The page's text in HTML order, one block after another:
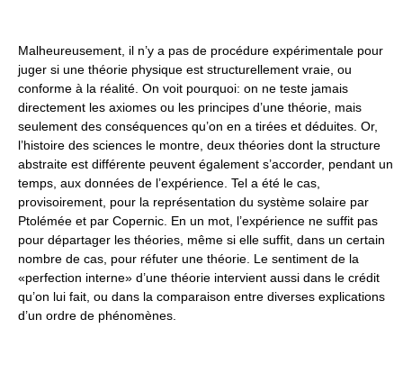
Malheureusement, il n’y a pas de procédure expérimentale pour
juger si une théorie physique est structurellement vraie, ou
conforme à la réalité. On voit pourquoi: on ne teste jamais
directement les axiomes ou les principes d’une théorie, mais
seulement des conséquences qu’on en a tirées et déduites. Or,
l’histoire des sciences le montre, deux théories dont la structure
abstraite est différente peuvent également s’accorder, pendant un
temps, aux données de l’expérience. Tel a été le cas,
provisoirement, pour la représentation du système solaire par
Ptolémée et par Copernic. En un mot, l’expérience ne suffit pas
pour départager les théories, même si elle suffit, dans un certain
nombre de cas, pour réfuter une théorie. Le sentiment de la
«perfection interne» d’une théorie intervient aussi dans le crédit
qu’on lui fait, ou dans la comparaison entre diverses explications
d’un ordre de phénomènes.